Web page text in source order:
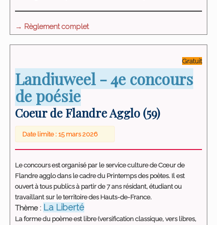
→ Règlement complet
Gratuit
Landjuweel - 4e concours
de poésie
Coeur de Flandre Agglo (59)
Date limite : 15 mars 2026
Le concours est organisé par le service culture de Cœur de
Flandre agglo dans le cadre du Printemps des poètes. Il est
ouvert à tous publics à partir de 7 ans résidant, étudiant ou
travaillant sur le territoire des Hauts-de-France.
Thème : La Liberté
Laforme du poème est libre(versification classique, vers libres,